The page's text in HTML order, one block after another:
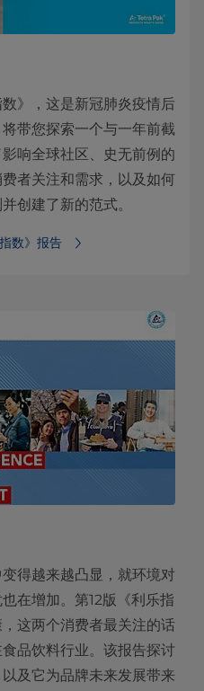
》，这是新冠肺炎疫情后
带您探索一个与一年前截
响全球社区、史无前例的
者关注和需求，以及如何
创建了新的范式。
数》报告
得越来越凸显，就环境对
在增加。第12版《利乐指
这两个消费者最关注的话
品饮料行业。该报告探讨
及它为品牌未来发展带来